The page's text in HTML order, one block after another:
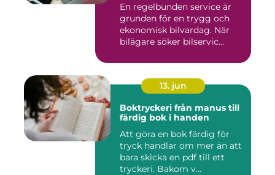
En regelbunden service är
grunden för en trygg och
ekonomisk bilvardag. När
bilägare söker bilservic...
13. jun
Boktryckeri från manus till
färdig bok i handen
Att göra en bok färdig för
tryck handlar om mer än att
bara skicka en pdf till ett
tryckeri. Bakom v...